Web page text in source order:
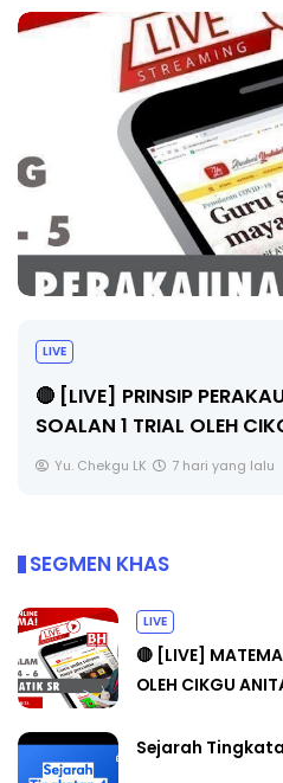
LIVE
🔴 [LIVE] PRINSIP
SOALAN 1 TRIAL OLEH
Yu. Chekgu LK 7 hari yang lalu
SEGMEN KHAS
LIVE
🔴 [LIVE]
OLEH CIKGU
Sejarah